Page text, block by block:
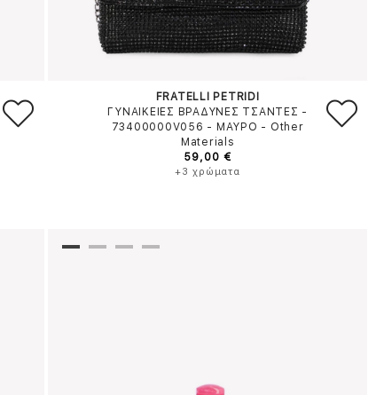
FRATELLI PETRIDI
ΓΥΝΑΙΚΕΙΕΣ ΒΡΑΔΥΝΕΣ ΤΣΑΝΤΕΣ -
73400000V056 - ΜΑΥΡΟ - Other
Materials
59,00 €
+3 χρώματα